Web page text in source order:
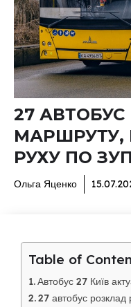
27 АВТОБУС
МАРШРУТУ,
РУХУ ПО
Ольга Яценко
Table of
Автобус 27 Київ
27 автобус розклад